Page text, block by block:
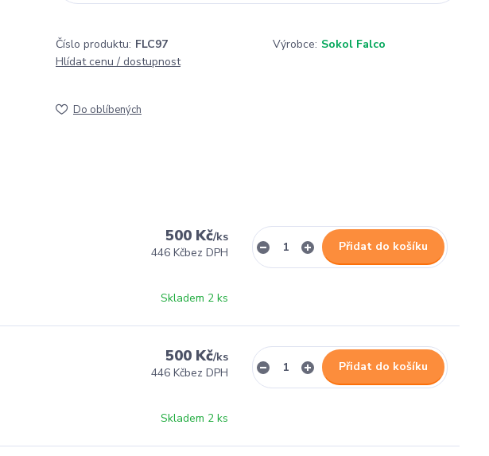
Číslo produktu: FLC97 Výrobce: Sokol Falco
Hlídat cenu / dostupnost
Do oblíbených
500 Kč/ks
446 Kčbez DPH
Skladem 2 ks
Přidat do košíku
500 Kč/ks
446 Kčbez DPH
Skladem 2 ks
Přidat do košíku